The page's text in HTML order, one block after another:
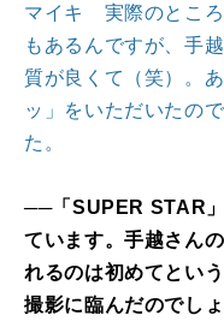
マイキ 実際のところ
もあるんですが、手
質が良くて（笑）。
ッ」をいただいたの
た。
──「SUPER STAR
ています。手越さん
れるのは初めてとい
撮影に臨んだのでし